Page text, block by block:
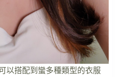
以搭配到蠻多種類型的衣服